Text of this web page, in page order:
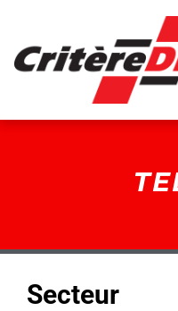
Secteur
Panneau de gestion des